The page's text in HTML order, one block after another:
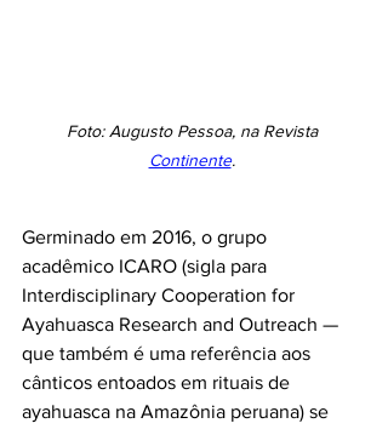
Foto: Augusto Pessoa, na Revista
Continente.
Germinado em 2016, o grupo
acadêmico ICARO (sigla para
Interdisciplinary Cooperation for
Ayahuasca Research and Outreach —
que também é uma referência aos
cânticos entoados em rituais de
ayahuasca na Amazônia peruana) se